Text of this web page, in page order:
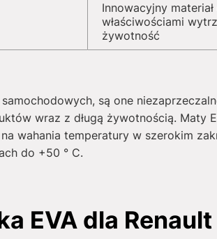
Innowacyjny
właściwościami
żywotność
są one
wraz z długą żywotnością. Maty
wahania temperatury w szerokim
do +50 ° C.
EVA dla